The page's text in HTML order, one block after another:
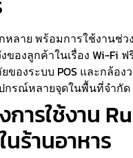
หลาย พร้อมการใช้งานช่ว
ของลูกค้าในเรื่อง Wi-Fi ฟ
ของระบบ POS และกล้อง
กรณ์หลายจุดในพื้นที่จำกัด
ารใช้งาน
ร้านอาหาร